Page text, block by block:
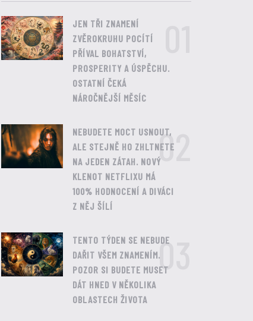
JEN TŘI ZNAMENÍ
ZVĚROKRUHU POCÍTÍ
PŘÍVAL BOHATSTVÍ,
PROSPERITY A ÚSPĚCHU.
OSTATNÍ ČEKÁ
NÁROČNĚJŠÍ MĚSÍC
NEBUDETE MOCT USNOUT,
ALE STEJNĚ HO ZHLTNETE
NA JEDEN ZÁTAH. NOVÝ
KLENOT NETFLIXU MÁ
100% HODNOCENÍ A DIVÁCI
Z NĚJ ŠÍLÍ
02
TENTO TÝDEN SE NEBUDE
DAŘIT VŠEM ZNAMENÍM.
POZOR SI BUDETE MUSET
DÁT HNED V NĚKOLIKA
OBLASTECH ŽIVOTA
03